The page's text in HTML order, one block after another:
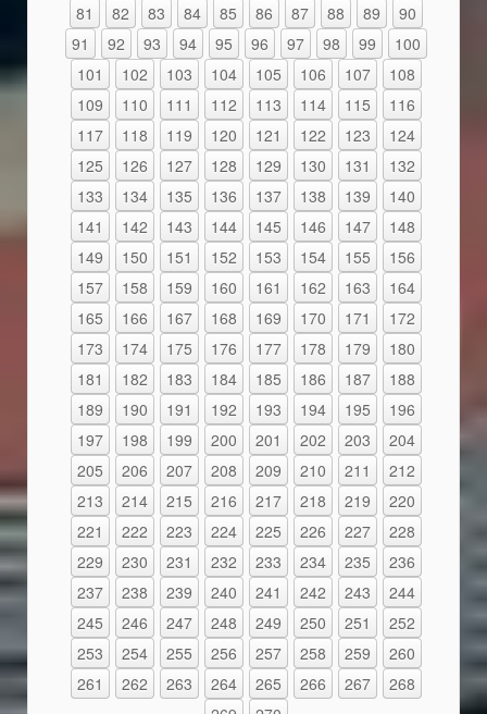
81
82 83 84 85 86 87 88 89
90
91
92 93 94 95 96 97 98 99
100
101
102 103 104 105 106 107
108
109
110 111 112 113 114 115
116
117
118 119 120 121 122 123
124
125
126 127 128 129 130 131
132
133
134 135 136 137 138 139
140
141
142 143 144 145 146 147
148
149
150 151 152 153 154 155
156
157
158 159 160 161 162 163
164
165
166 167 168 169 170 171
172
173
174 175 176 177 178 179
180
181
182 183 184 185 186 187
188
189
190 191 192 193 194 195
196
197
198 199 200 201 202 203
204
205
206 207 208 209 210 211
212
213
214 215 216 217 218 219
220
221
222 223 224 225 226 227
228
229
230 231 232 233 234 235
236
237
238 239 240 241 242 243
244
245
246 247 248 249 250 251
252
253
254 255 256 257 258 259
260
261
262 263 264 265 266 267
268